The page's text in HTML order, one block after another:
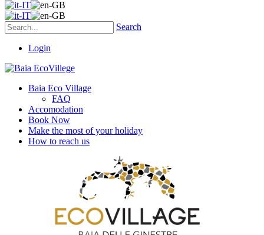
Search
Login
Baia Eco Village
FAQ
Accomodation
Book Now
Make the most of your holiday
How to reach us